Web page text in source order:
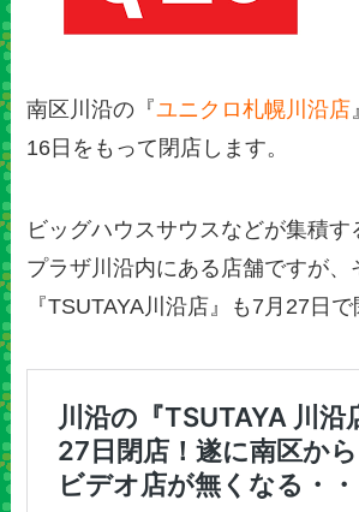
南区川沿の『ユニクロ札幌川沿店
16日をもって閉店します。
ビッグハウスサウスなどが集積
プラザ川沿内にある店舗ですが、
『TSUTAYA川沿店』も7月27日で